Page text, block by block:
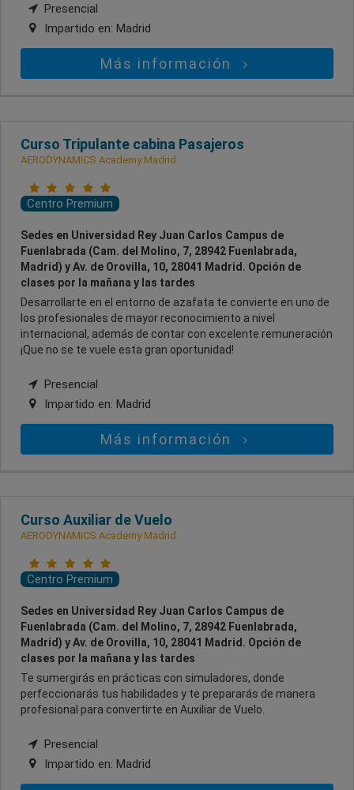
Presencial
Impartido en: Madrid
Más información
Curso Tripulante cabina Pasajeros
AERODYNAMICS Academy Madrid
Centro Premium
Sedes en Universidad Rey Juan Carlos Campus de
Fuenlabrada (Cam. del Molino, 7, 28942 Fuenlabrada,
Madrid) y Av. de Orovilla, 10, 28041 Madrid. Opción de
clases por la mañana y las tardes
Desarrollarte en el entorno de azafata te convierte en uno de
los profesionales de mayor reconocimiento a nivel
internacional, además de contar con excelente remuneración
¡Que no se te vuele esta gran oportunidad!
Presencial
Impartido en: Madrid
Más información
Curso Auxiliar de Vuelo
AERODYNAMICS Academy Madrid
Centro Premium
Sedes en Universidad Rey Juan Carlos Campus de
Fuenlabrada (Cam. del Molino, 7, 28942 Fuenlabrada,
Madrid) y Av. de Orovilla, 10, 28041 Madrid. Opción de
clases por la mañana y las tardes
Te sumergirás en prácticas con simuladores, donde
perfeccionarás tus habilidades y te prepararás de manera
profesional para convertirte en Auxiliar de Vuelo.
Presencial
Impartido en: Madrid